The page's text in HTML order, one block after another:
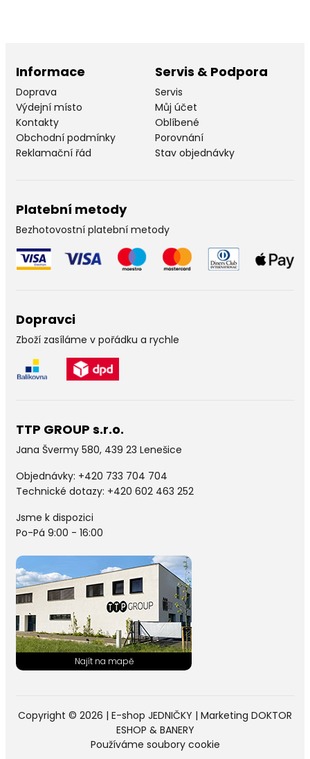
Informace
Doprava
Výdejní místo
Kontakty
Obchodní podmínky
Reklamační řád
Servis & Podpora
Servis
Můj účet
Oblíbené
Porovnání
Stav objednávky
Platební metody
Bezhotovostní platební metody
Dopravci
Zboží zasíláme v pořádku a rychle
TTP GROUP s.r.o.
Jana Švermy 580, 439 23 Lenešice
Objednávky: +420 733 704 704
Technické dotazy: +420 602 463 252
Jsme k dispozici
Po-Pá 9:00 - 16:00
Copyright © 2026 | E-shop JEDNIČKY | Marketing DOKTOR
ESHOP & BANERY
Používáme soubory cookie